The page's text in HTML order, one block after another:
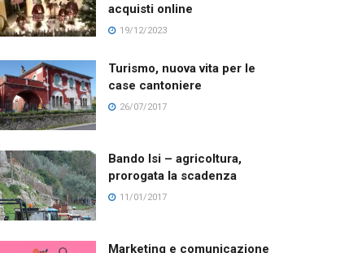
acquisti online
19/12/2023
Turismo, nuova vita per le
case cantoniere
26/07/2017
Bando Isi – agricoltura,
prorogata la scadenza
11/01/2017
Marketing e comunicazione